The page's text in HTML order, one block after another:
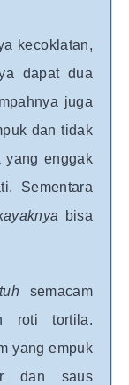
kecoklatan,
dapat dua
juga
dan tidak
yang enggak
Sementara
bisa
tuh semacam
roti tortila.
yang empuk
dan saus